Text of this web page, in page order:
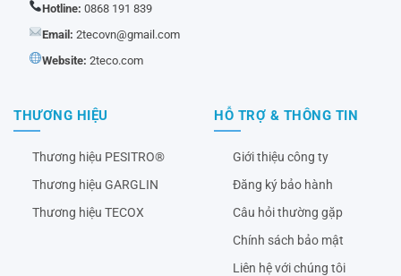
Hotline: 0868 191 839
Email: 2tecovn@gmail.com
Website: 2teco.com
THƯƠNG HIỆU
Thương hiệu PESITRO®
Thương hiệu GARGLIN
Thương hiệu TECOX
HỖ TRỢ & THÔNG TIN
Giới thiệu công ty
Đăng ký bảo hành
Câu hỏi thường gặp
Chính sách bảo mật
Liên hệ với chúng tôi